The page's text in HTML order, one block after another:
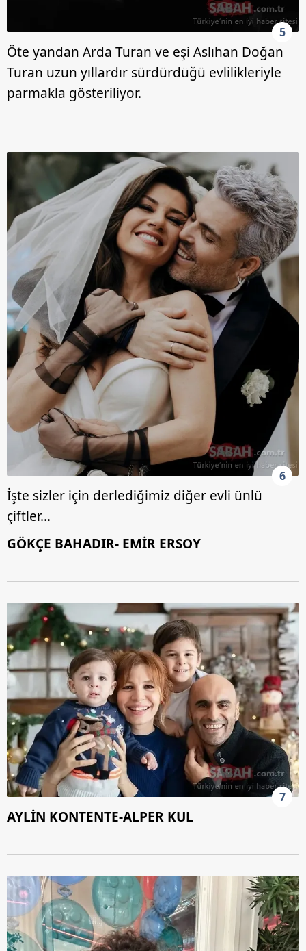
5
Öte yandan Arda Turan ve eşi Aslıhan Doğan
Turan uzun yıllardır sürdürdüğü evlilikleriyle
parmakla gösteriliyor.
6
İşte sizler için derlediğimiz diğer evli ünlü
çiftler…
GÖKÇE BAHADIR- EMİR ERSOY
7
AYLİN KONTENTE-ALPER KUL